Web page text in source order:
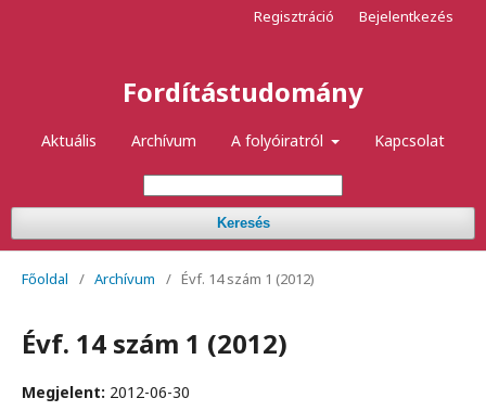
Fordítástudomány
Aktuális Archívum A folyóiratról Kapcsolat
Keresés
Regisztráció Bejelentkezés
Főoldal / Archívum / Évf. 14 szám 1 (2012)
Évf. 14 szám 1 (2012)
Megjelent: 2012-06-30